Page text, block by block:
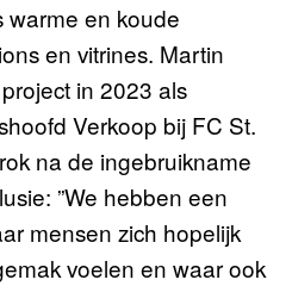
warme en koude
en vitrines. Martin
in 2023 als
Verkoop bij FC St.
na de ingebruikname
”We hebben een
mensen zich hopelijk
voelen en waar ook